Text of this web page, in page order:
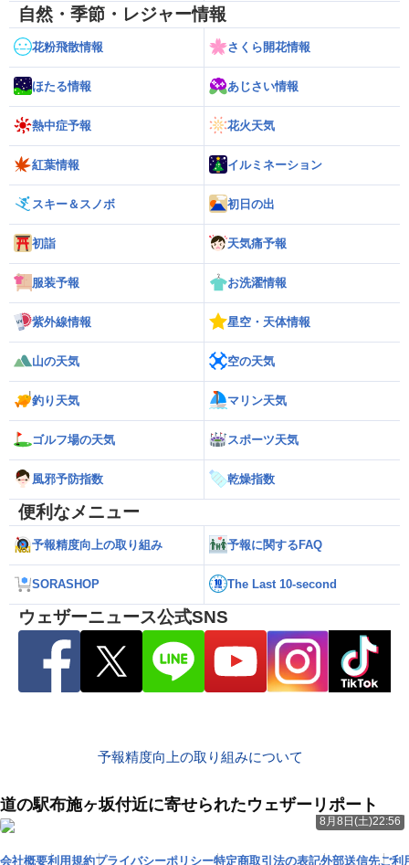
自然・季節・レジャー情報
花粉飛散情報 さくら開花情報
ほたる情報 あじさい情報
熱中症予報 花火天気
紅葉情報 イルミネーション
スキー＆スノボ 初日の出
初詣 天気痛予報
服装予報 お洗濯情報
紫外線情報 星空・天体情報
山の天気 空の天気
釣り天気 マリン天気
ゴルフ場の天気 スポーツ天気
風邪予防指数 乾燥指数
便利なメニュー
予報精度向上の取り組み 予報に関するFAQ
SORASHOP The Last 10-second
ウェザーニュース公式SNS
予報精度向上の取り組みについて
道の駅布施ヶ坂付近に寄せられたウェザーリポート
8月8日(土)22:56
会社概要利用規約プライバシーポリシー特定商取引法の表記外部送信先ご利